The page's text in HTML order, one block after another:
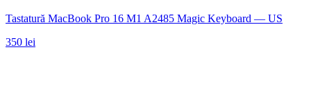
Tastatură MacBook Pro 16 M1 A2485 Magic Keyboard — US
350 lei